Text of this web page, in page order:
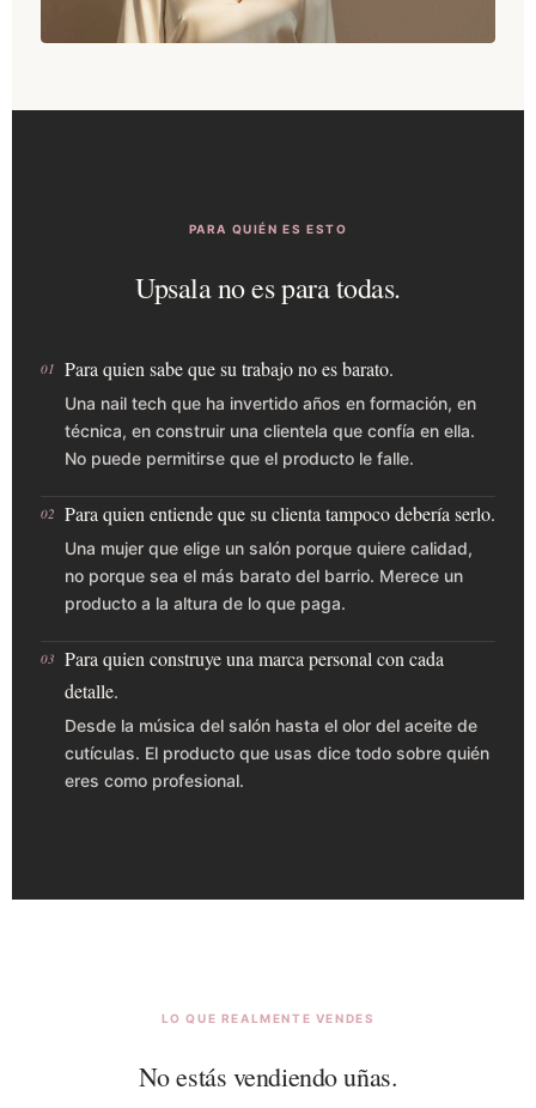
PARA QUIÉN ES ESTO
Upsala no es para todas.
01 Para quien sabe que su trabajo no es barato.
Una nail tech que ha invertido años en formación, en
técnica, en construir una clientela que confía en ella.
No puede permitirse que el producto le falle.
02 Para quien entiende que su clienta tampoco debería serlo.
Una mujer que elige un salón porque quiere calidad,
no porque sea el más barato del barrio. Merece un
producto a la altura de lo que paga.
03 Para quien construye una marca personal con cada
detalle.
Desde la música del salón hasta el olor del aceite de
cutículas. El producto que usas dice todo sobre quién
eres como profesional.
LO QUE REALMENTE VENDES
No estás vendiendo uñas.